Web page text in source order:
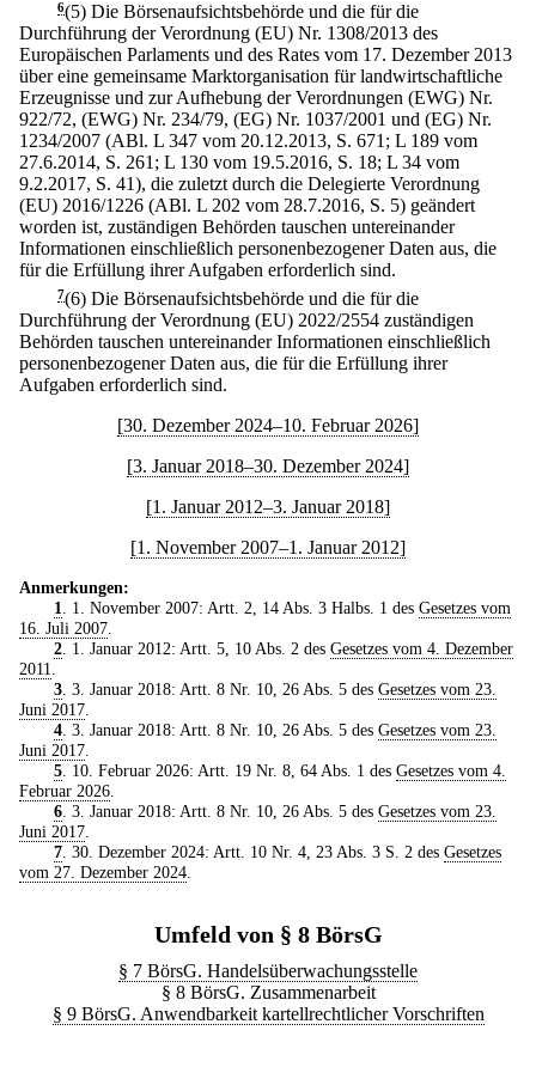
6(5) Die Börsenaufsichtsbehörde und die für die
Durchführung der Verordnung (EU) Nr. 1308/2013 des
Europäischen Parlaments und des Rates vom 17. Dezember 2013
über eine gemeinsame Marktorganisation für landwirtschaftliche
Erzeugnisse und zur Aufhebung der Verordnungen (EWG) Nr.
922/72, (EWG) Nr. 234/79, (EG) Nr. 1037/2001 und (EG) Nr.
1234/2007 (ABl. L 347 vom 20.12.2013, S. 671; L 189 vom
27.6.2014, S. 261; L 130 vom 19.5.2016, S. 18; L 34 vom
9.2.2017, S. 41), die zuletzt durch die Delegierte Verordnung
(EU) 2016/1226 (ABl. L 202 vom 28.7.2016, S. 5) geändert
worden ist, zuständigen Behörden tauschen untereinander
Informationen einschließlich personenbezogener Daten aus, die
für die Erfüllung ihrer Aufgaben erforderlich sind.
7(6) Die Börsenaufsichtsbehörde und die für die
Durchführung der Verordnung (EU) 2022/2554 zuständigen
Behörden tauschen untereinander Informationen einschließlich
personenbezogener Daten aus, die für die Erfüllung ihrer
Aufgaben erforderlich sind.
[30. Dezember 2024–10. Februar 2026]
[3. Januar 2018–30. Dezember 2024]
[1. Januar 2012–3. Januar 2018]
[1. November 2007–1. Januar 2012]
Anmerkungen:
1
. 1. November 2007: Artt. 2, 14 Abs. 3 Halbs. 1 des Gesetzes vom
16. Juli 2007
2. 1. Januar 2012: Artt. 5, 10 Abs. 2 des Gesetzes vom 4. Dezember
2011
3. 3. Januar 2018: Artt. 8 Nr. 10, 26 Abs. 5 des Gesetzes vom 23.
Juni 2017
4. 3. Januar 2018: Artt. 8 Nr. 10, 26 Abs. 5 des Gesetzes vom 23.
Juni 2017
5. 10. Februar 2026: Artt. 19 Nr. 8, 64 Abs. 1 des Gesetzes vom 4.
Februar 2026
6. 3. Januar 2018: Artt. 8 Nr. 10, 26 Abs. 5 des Gesetzes vom 23.
Juni 2017
7. 30. Dezember 2024: Artt. 10 Nr. 4, 23 Abs. 3 S. 2 des Gesetzes
vom 27. Dezember 2024
Umfeld von § 8 BörsG
§ 7 BörsG. Handelsüberwachungsstelle
§ 8 BörsG. Zusammenarbeit
§ 9 BörsG. Anwendbarkeit kartellrechtlicher Vorschriften